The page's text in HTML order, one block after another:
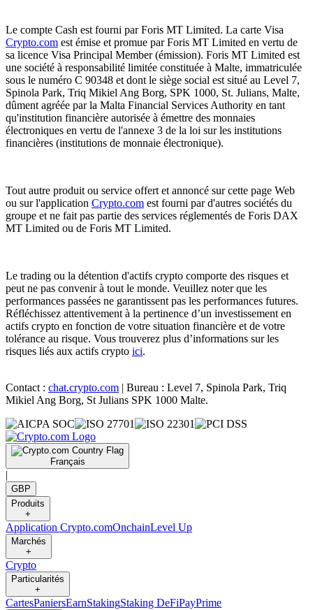
Le compte Cash est fourni par Foris MT Limited. La carte Visa
Crypto.com est émise et promue par Foris MT Limited en vertu de
sa licence Visa Principal Member (émission). Foris MT Limited est
une société à responsabilité limitée constituée à Malte, immatriculée
sous le numéro C 90348 et dont le siège social est situé au Level 7,
Spinola Park, Triq Mikiel Ang Borg, SPK 1000, St. Julians, Malte,
dûment agréée par la Malta Financial Services Authority en tant
qu'institution financière autorisée à émettre des monnaies
électroniques en vertu de l'annexe 3 de la loi sur les institutions
financières (institutions de monnaie électronique).
Tout autre produit ou service offert et annoncé sur cette page Web
ou sur l'application Crypto.com est fourni par d'autres sociétés du
groupe et ne fait pas partie des services réglementés de Foris DAX
MT Limited ou de Foris MT Limited.
Le trading ou la détention d'actifs crypto comporte des risques et
peut ne pas convenir à tout le monde. Veuillez noter que les
performances passées ne garantissent pas les performances futures.
Réfléchissez attentivement à la pertinence d’un investissement en
actifs crypto en fonction de votre situation financière et de votre
tolérance au risque. Vous trouverez plus d’informations sur les
risques liés aux actifs crypto ici.
Contact : chat.crypto.com | Bureau : Level 7, Spinola Park, Triq
Mikiel Ang Borg, St Julians SPK 1000 Malte.
Français
|
GBP
Produits
+
Application Crypto.comOnchainLevel Up
Marchés
+
Crypto
Particularités
+
CartesPaniersEarnStakingStaking DeFiPayPrime